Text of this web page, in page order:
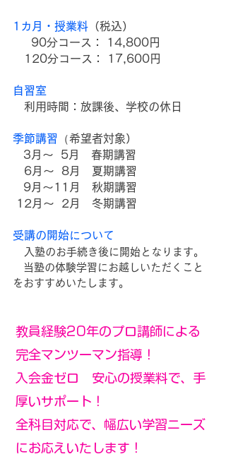
1カ月・授業料 （税込）
90分コース： 14,800円
120分コース： 17,600円
自習室
利用時間：放課後、学校の休日
季節講習 （希望者対象）
3月～ 5月 春期講習
6月～ 8月 夏期講習
9月～11月 秋期講習
12月～ 2月 冬期講習
受講の開始について
入塾のお手続き後に開始となります。
当塾の体験学習にお越しいただくこと
をおすすめいたします。
教員経験20年のプロ講師による
完全マンツーマン指導！
入会金ゼロ 安心の授業料で、手
厚いサポート！
全科目対応で、幅広い学習ニーズ
にお応えいたします！